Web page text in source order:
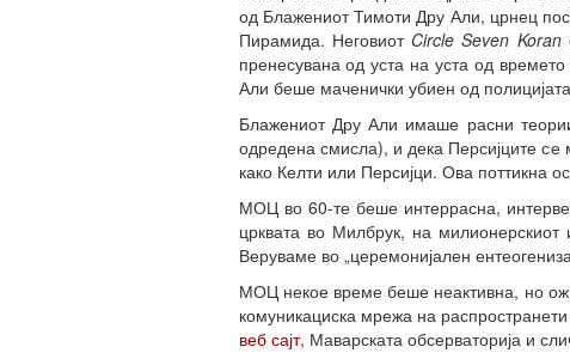
од Блажениот Тимоти Дру Али, црнец
Пирамида. Неговиот Circle Seven Koran
пренесувана од уста на уста од
Али беше маченички убиен од
Блажениот Дру Али имаше расни
одредена смисла), и дека Персијците
како Келти или Персијци. Ова поттикна
МОЦ во 60-те беше интеррасна,
црквата во Милбрук, на
Веруваме во „церемонијален
МОЦ некое време беше неактивна, но
комуникациска мрежа на
веб сајт, Маварската обсерваторија и